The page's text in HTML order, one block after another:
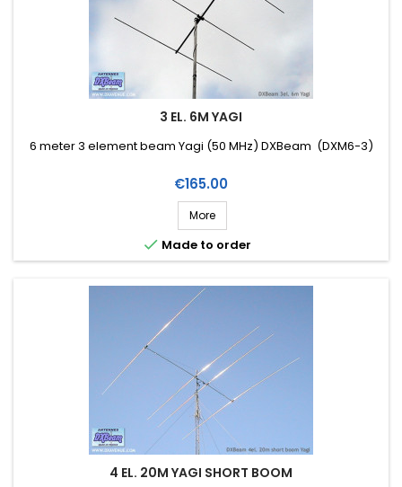
3 EL. 6M YAGI
6 meter 3 element beam Yagi (50 MHz) DXBeam (DXM6-3)
Price
€165.00
More
 Made to order
4 EL. 20M YAGI SHORT BOOM